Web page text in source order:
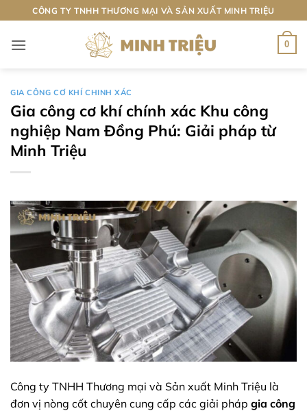
qua
nội
CÔNG TY TNHH THƯƠNG MẠI VÀ SẢN XUẤT MINH TRIỆU
0
GIA CÔNG CƠ KHÍ CHINH XÁC
Gia công cơ khí chính xác Khu công
nghiệp Nam Đồng Phú: Giải pháp từ
Minh Triệu
Công ty TNHH Thương mại và Sản xuất Minh Triệu là
đơn vị nòng cốt chuyên cung cấp các giải pháp gia công